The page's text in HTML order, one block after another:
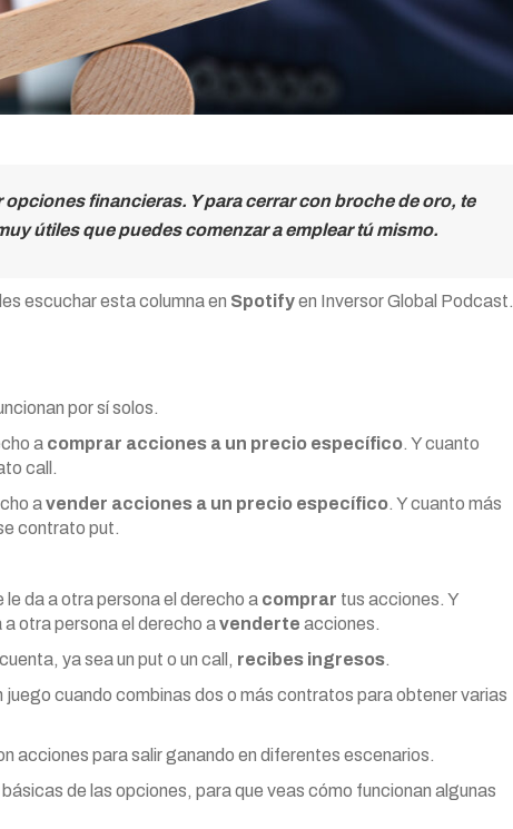
financieras. Y para cerrar con broche de oro, te
útiles que puedes comenzar a emplear tú mismo.
escuchar esta columna en Spotifyen Inversor Global Podcast.
por sí solos.
a comprar acciones a un precio específico. Y cuanto
call.
avender acciones a un precio específico. Y cuanto más
contrato put.
le da a otra persona el derecho a comprar tus acciones. Y
otra persona el derecho avenderte acciones.
ya sea un put o un call, recibes ingresos.
cuando combinas dos o más contratos para obtener varias
acciones para salir ganando en diferentes escenarios.
de las opciones, para que veas cómo funcionan algunas